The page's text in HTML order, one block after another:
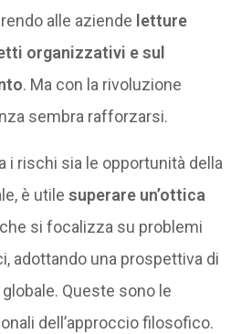
alle aziende letture
organizzativi e sul
. Ma con la rivoluzione
sembra rafforzarsi.
i rischi sia le opportunità della
è utile superare un’ottica
si focalizza su problemi
adottando una prospettiva di
Queste sono le
dell’approccio filosofico.